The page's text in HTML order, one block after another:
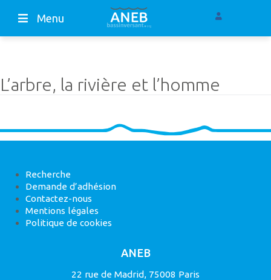
Menu
L’arbre, la rivière et l’homme
Recherche
Demande d’adhésion
Contactez-nous
Mentions légales
Politique de cookies
ANEB
22 rue de Madrid, 75008 Paris